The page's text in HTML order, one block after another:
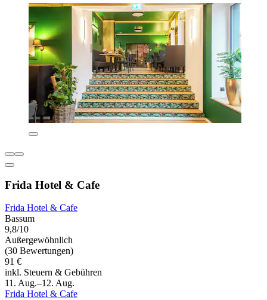
Frida Hotel & Cafe
Frida Hotel & Cafe
Bassum
9,8/10
Außergewöhnlich
(30 Bewertungen)
91 €
inkl. Steuern & Gebühren
11. Aug.–12. Aug.
Frida Hotel & Cafe